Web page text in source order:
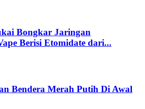
Bongkar Jaringan
Berisi Etomidate dari...
Bendera Merah Putih Di Awal